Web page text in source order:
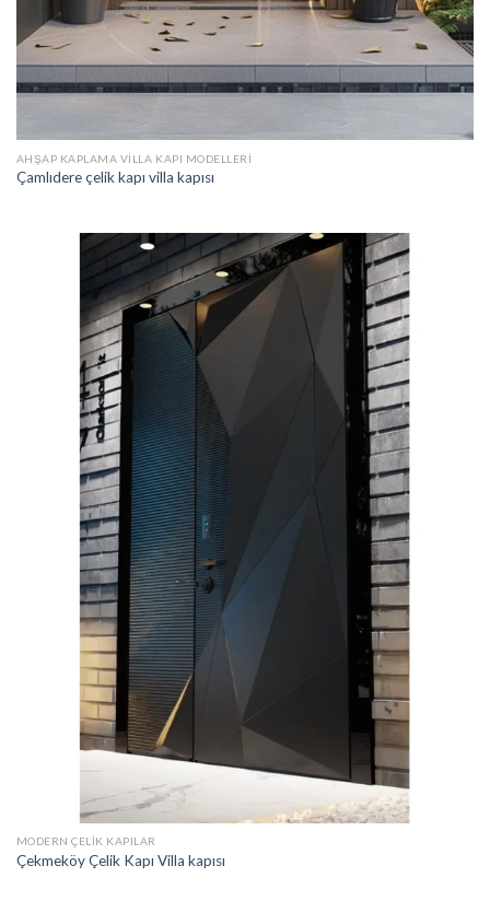
AHŞAP KAPLAMA VILLA KAPI MODELLERI
Çamlıdere çelik kapı villa kapısı
MODERN ÇELIK KAPILAR
Çekmeköy Çelik Kapı Villa kapısı